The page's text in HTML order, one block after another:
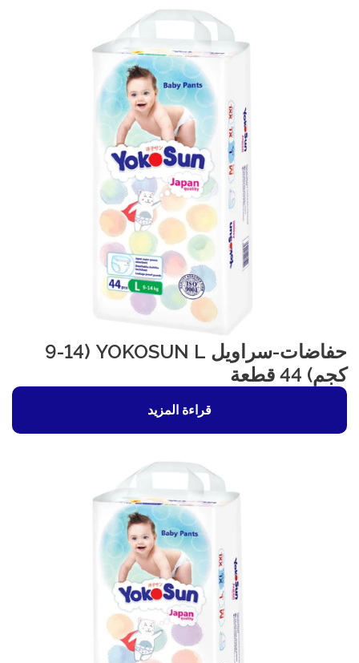
حفاضات-سراويل YOKOSUN L (9-14
كجم) 44 قطعة
قراءة المزيد